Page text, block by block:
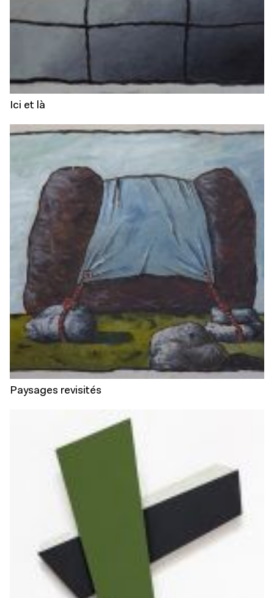
Ici et là
Paysages revisités